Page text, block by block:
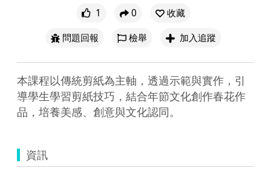
1 0
收藏
問題回報
檢舉 加入追蹤
本課程以傳統剪紙為主軸，透過示範與實作，引
導學生學習剪紙技巧，結合年節文化創作春花作
品，培養美感、創意與文化認同。
資訊